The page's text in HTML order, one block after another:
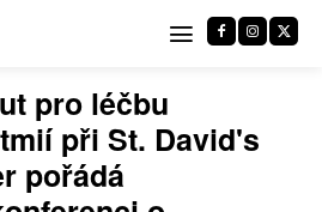
pro léčbu
při St. David's
pořádá